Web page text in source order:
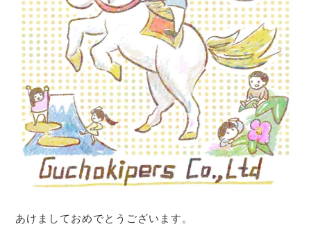
あけましておめでとうございます。